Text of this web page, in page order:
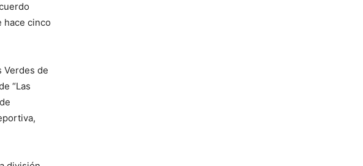
hace cinco
Verdes de
“Las